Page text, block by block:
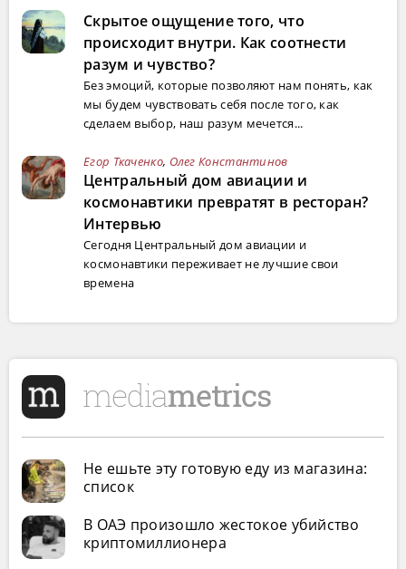
Скрытое ощущение того, что
происходит внутри. Как соотнести
разум и чувство?
Без эмоций, которые позволяют нам понять, как
мы будем чувствовать себя после того, как
сделаем выбор, наш разум мечется...
Егор Ткаченко, Олег Константинов
Центральный дом авиации и
космонавтики превратят в ресторан?
Интервью
Сегодня Центральный дом авиации и
космонавтики переживает не лучшие свои
времена
Не ешьте эту готовую еду из магазина:
список
В ОАЭ произошло жестокое убийство
криптомиллионера